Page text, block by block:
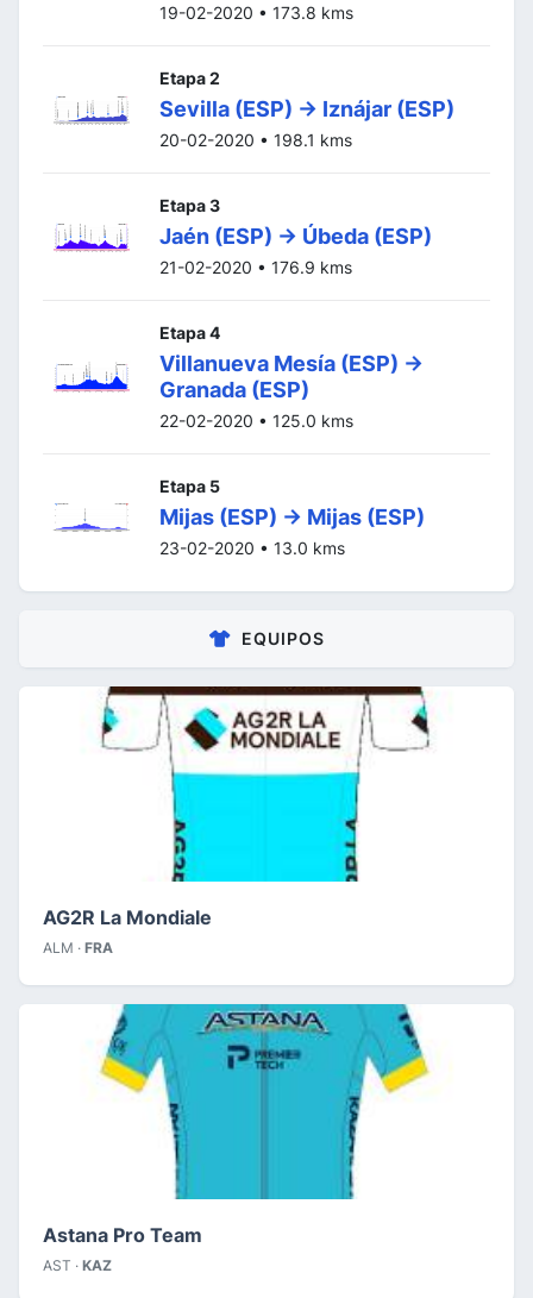
19-02-2020 • 173.8 kms
Etapa 2
Sevilla (ESP) -> Iznájar (ESP)
20-02-2020 • 198.1 kms
Etapa 3
Jaén (ESP) -> Úbeda (ESP)
21-02-2020 • 176.9 kms
Etapa 4
Villanueva Mesía (ESP) ->
Granada (ESP)
22-02-2020 • 125.0 kms
Etapa 5
Mijas (ESP) -> Mijas (ESP)
23-02-2020 • 13.0 kms
EQUIPOS
AG2R La Mondiale
ALM · FRA
Astana Pro Team
AST · KAZ